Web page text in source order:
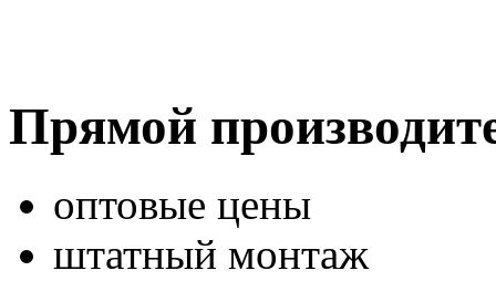
Прямой
оптовые цены
штатный монтаж